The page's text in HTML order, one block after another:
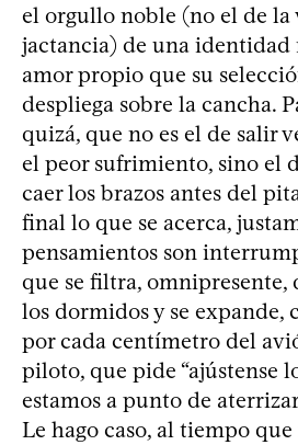
el orgullo noble (no el de la
jactancia) de una identidad
amor propio que su
despliega sobre la cancha.
quizá, que no es el de salir
el peor sufrimiento, sino el
caer los brazos antes del
final lo que se acerca,
pensamientos son
que se filtra, omnipresente,
los dormidos y se expande,
por cada centímetro del
piloto, que pide “ajústense
estamos a punto de
Le hago caso, al tiempo